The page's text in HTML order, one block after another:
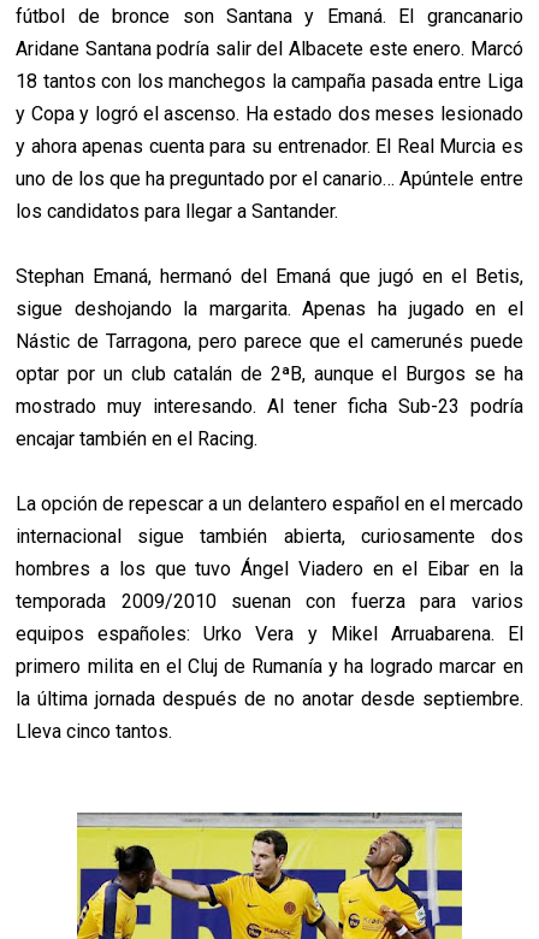
fútbol de bronce son Santana y Emaná. El grancanario
Aridane Santana podría salir del Albacete este enero. Marcó
18 tantos con los manchegos la campaña pasada entre Liga
y Copa y logró el ascenso. Ha estado dos meses lesionado
y ahora apenas cuenta para su entrenador. El Real Murcia es
uno de los que ha preguntado por el canario… Apúntele entre
los candidatos para llegar a Santander.
Stephan Emaná, hermanó del Emaná que jugó en el Betis,
sigue deshojando la margarita. Apenas ha jugado en el
Nástic de Tarragona, pero parece que el camerunés puede
optar por un club catalán de 2ªB, aunque el Burgos se ha
mostrado muy interesando. Al tener ficha Sub-23 podría
encajar también en el Racing.
La opción de repescar a un delantero español en el mercado
internacional sigue también abierta, curiosamente dos
hombres a los que tuvo Ángel Viadero en el Eibar en la
temporada 2009/2010 suenan con fuerza para varios
equipos españoles: Urko Vera y Mikel Arruabarena. El
primero milita en el Cluj de Rumanía y ha logrado marcar en
la última jornada después de no anotar desde septiembre.
Lleva cinco tantos.